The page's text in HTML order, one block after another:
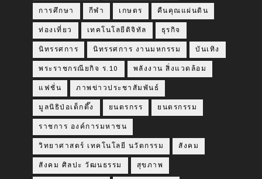
การศึกษา กีฬา เกษตร คืนคุณแผ่นดิน
ท่องเที่ยว เทคโนโลยีดิจิทัล ธุรกิจ
นิทรรศการ นิทรรศการ งานมหกรรม บันเทิง
พระราชกรณียกิจ ร.10 พลังงาน สิ่งแวดล้อม
แฟชั่น ภาพข่าวประชาสัมพันธ์
มูลนิธิป่อเต็กตึ๊ง ยนตรกรร ยนตรกรรม
ราชการ องค์การมหาชน
วิทยาศาสตร์ เทคโนโลยี นวัตกรรม สังคม
สังคม ศิลปะ วัฒนธรรม สุขภาพ